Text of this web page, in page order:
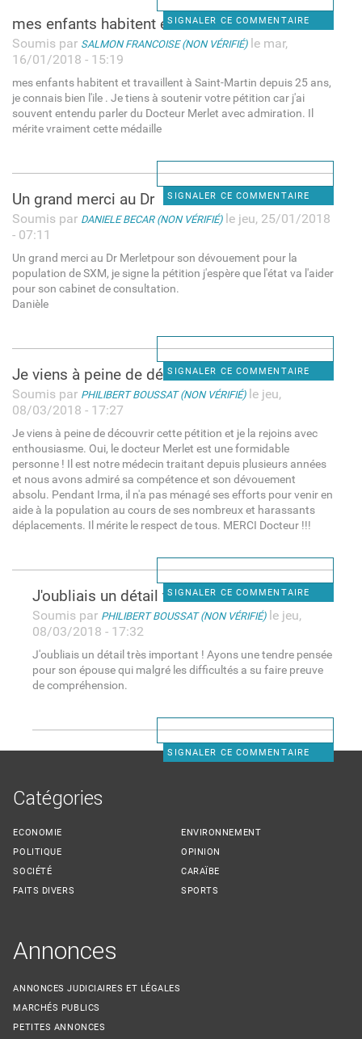
SIGNALER CE COMMENTAIRE
mes enfants habitent et
Soumis par SALMON FRANCOISE (NON VÉRIFIÉ)le mar,
16/01/2018 - 15:19
mes enfants habitent et travaillent à Saint-Martin depuis 25 ans,
je connais bien l'ile . Je tiens à soutenir votre pétition car j'ai
souvent entendu parler du Docteur Merlet avec admiration. Il
mérite vraiment cette médaille
SIGNALER CE COMMENTAIRE
Un grand merci au Dr
Soumis par DANIELE BECAR (NON VÉRIFIÉ)le jeu, 25/01/2018
- 07:11
Un grand merci au Dr Merletpour son dévouement pour la
population de SXM, je signe la pétition j'espère que l'état va l'aider
pour son cabinet de consultation.
Danièle
SIGNALER CE COMMENTAIRE
Je viens à peine de découvrir
Soumis par PHILIBERT BOUSSAT (NON VÉRIFIÉ)le jeu,
08/03/2018 - 17:27
Je viens à peine de découvrir cette pétition et je la rejoins avec
enthousiasme. Oui, le docteur Merlet est une formidable
personne ! Il est notre médecin traitant depuis plusieurs années
et nous avons admiré sa compétence et son dévouement
absolu. Pendant Irma, il n'a pas ménagé ses efforts pour venir en
aide à la population au cours de ses nombreux et harassants
déplacements. Il mérite le respect de tous. MERCI Docteur !!!
SIGNALER CE COMMENTAIRE
J'oubliais un détail très
Soumis par PHILIBERT BOUSSAT (NON VÉRIFIÉ)le jeu,
08/03/2018 - 17:32
J'oubliais un détail très important ! Ayons une tendre pensée
pour son épouse qui malgré les difficultés a su faire preuve
de compréhension.
SIGNALER CE COMMENTAIRE
Catégories
ECONOMIE
POLITIQUE
SOCIÉTÉ
FAITS DIVERS
ENVIRONNEMENT
OPINION
CARAÏBE
SPORTS
Annonces
ANNONCES JUDICIAIRES ET LÉGALES
MARCHÉS PUBLICS
PETITES ANNONCES